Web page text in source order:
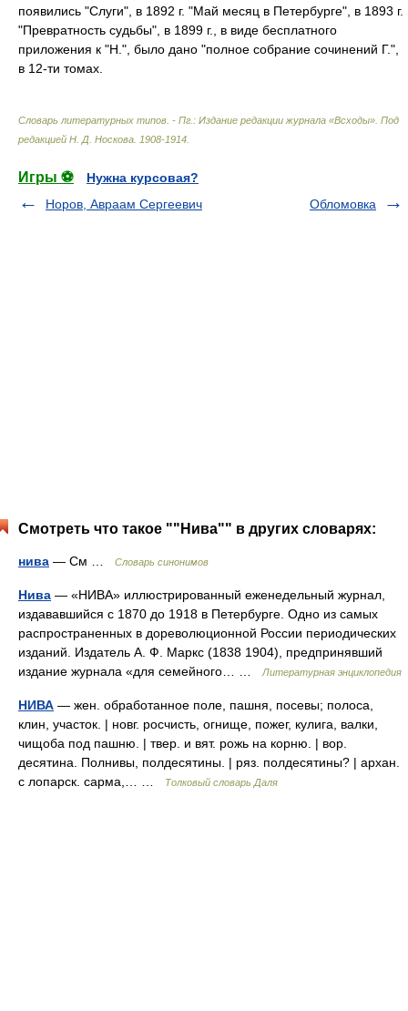
появились "Слуги", в 1892 г. "Май месяц в Петербурге", в 1893 г.
"Превратность судьбы", в 1899 г., в виде бесплатного
приложения к "Н.", было дано "полное собрание сочинений Г.",
в 12-ти томах.
Словарь литературных типов. - Пг.: Издание редакции журнала «Всходы» Под
редакцией Н. Д. Носкова 1908-1914
Игры ⚽
Нужна курсовая?
Норов, Авраам Сергеевич
Обломовка
Смотреть что такое ""Нива"" в других словарях:
нива — См … Словарь синонимов
Нива — «НИВА» иллюстрированный еженедельный журнал,
издававшийся с 1870 до 1918 в Петербурге. Одно из самых
распространенных в дореволюционной России периодических
изданий. Издатель А. Ф. Маркс (1838 1904), предпринявший
издание журнала «для семейного… …
Литературная энциклопедия
НИВА — жен. обработанное поле, пашня, посевы; полоса,
клин, участок. | новг. росчисть, огнище, пожег, кулига, валки,
чищоба под пашню. | твер. и вят. рожь на корню. | вор.
десятина. Полнивы, полдесятины. | ряз. полдесятины? | архан.
с лопарск. сарма,… …
Толковый словарь Даля